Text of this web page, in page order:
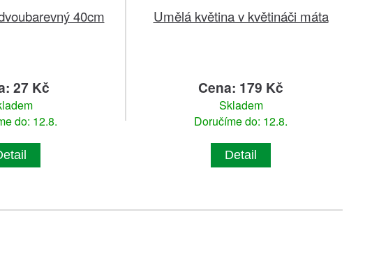
40cm
27 Kč
do: 12.8.
Umělá květina v květináči máta
Cena: 179 Kč
Skladem
Doručíme do: 12.8.
Detail